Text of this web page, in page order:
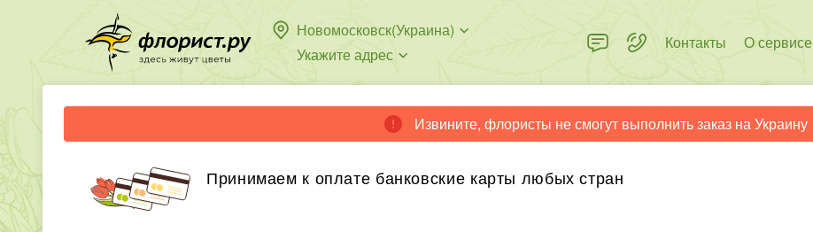
Новомосковск(Украина)
Укажите адрес
Контакты О сервисе
Извините, флористы не смогут выполнить заказ на Украину
Принимаем к оплате банковские карты любых стран